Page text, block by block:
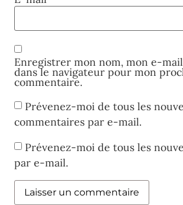
Enregistrer mon nom, mon e-
dans le navigateur pour mon
commentaire.
Prévenez-moi de tous les
commentaires par e-mail.
Prévenez-moi de tous les
par e-mail.